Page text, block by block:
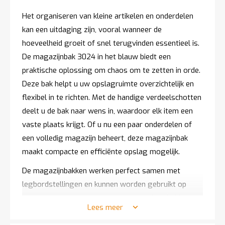
account
Het organiseren van kleine artikelen en onderdelen
kan een uitdaging zijn, vooral wanneer de
hoeveelheid groeit of snel terugvinden essentieel is.
De magazijnbak 3024 in het blauw biedt een
praktische oplossing om chaos om te zetten in orde.
Deze bak helpt u uw opslagruimte overzichtelijk en
flexibel in te richten. Met de handige verdeelschotten
deelt u de bak naar wens in, waardoor elk item een
vaste plaats krijgt. Of u nu een paar onderdelen of
een volledig magazijn beheert, deze magazijnbak
maakt compacte en efficiënte opslag mogelijk.
De magazijnbakken werken perfect samen met
legbordstellingen en kunnen worden gebruikt op
Daarnaast zijn ze ideaal voor magazijnwagens, zodat
Lees meer